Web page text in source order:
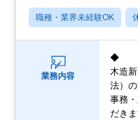
職種・業界未経験OK
業務内容
◆
木造
法）
事務
だきま